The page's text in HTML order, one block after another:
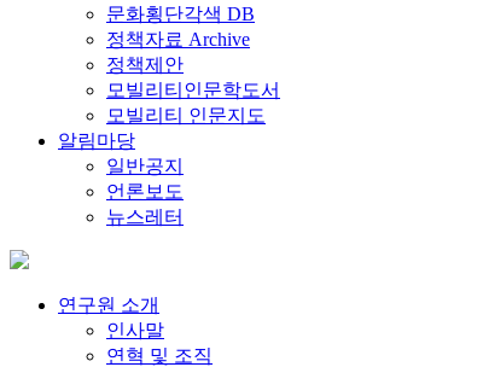
문화횡단각색 DB
정책자료 Archive
정책제안
모빌리티인문학도서
모빌리티 인문지도
알림마당
일반공지
언론보도
뉴스레터
연구원 소개
인사말
연혁 및 조직